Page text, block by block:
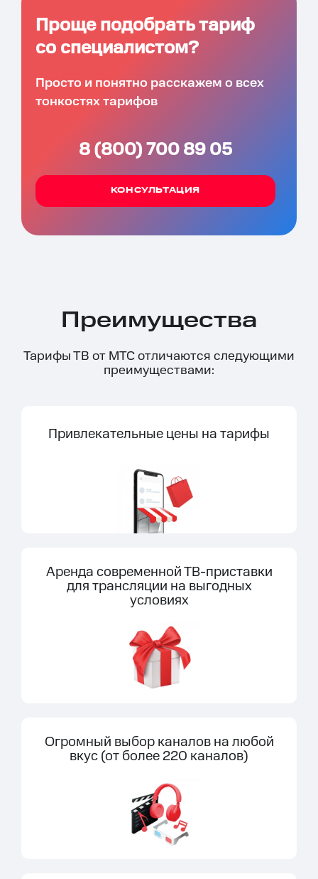
Проще подобрать тариф
со специалистом?
Просто и понятно расскажем о всех
тонкостях тарифов
8 (800) 700 89 05
КОНСУЛЬТАЦИЯ
Преимущества
Тарифы ТВ от МТС отличаются следующими
преимуществами:
Привлекательные цены на тарифы
Аренда современной ТВ-приставки
для трансляции на выгодных
условиях
Огромный выбор каналов на любой
вкус (от более 220 каналов)